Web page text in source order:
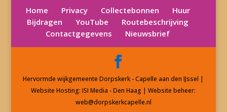
Home Privacy Collectebonnen
Huur
Bijdragen
YouTube
Routebeschrijving
Contactgegevens
Nieuwsbrief
Hervormde wijkgemeente Dorpskerk - Capelle aan den IJssel |
Website Hosting: ISI Media - Den Haag | Website beheer:
web@dorpskerkcapelle.nl